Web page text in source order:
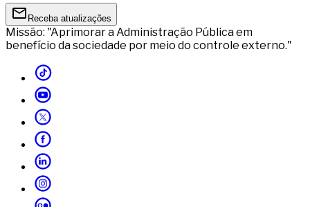
Receba atualizações
Missão: "Aprimorar a Administração Pública em
benefício da sociedade por meio do controle externo."